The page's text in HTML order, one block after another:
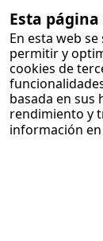
Esta
En esta web
permitir y
cookies de
basada en sus
rendimiento y
información